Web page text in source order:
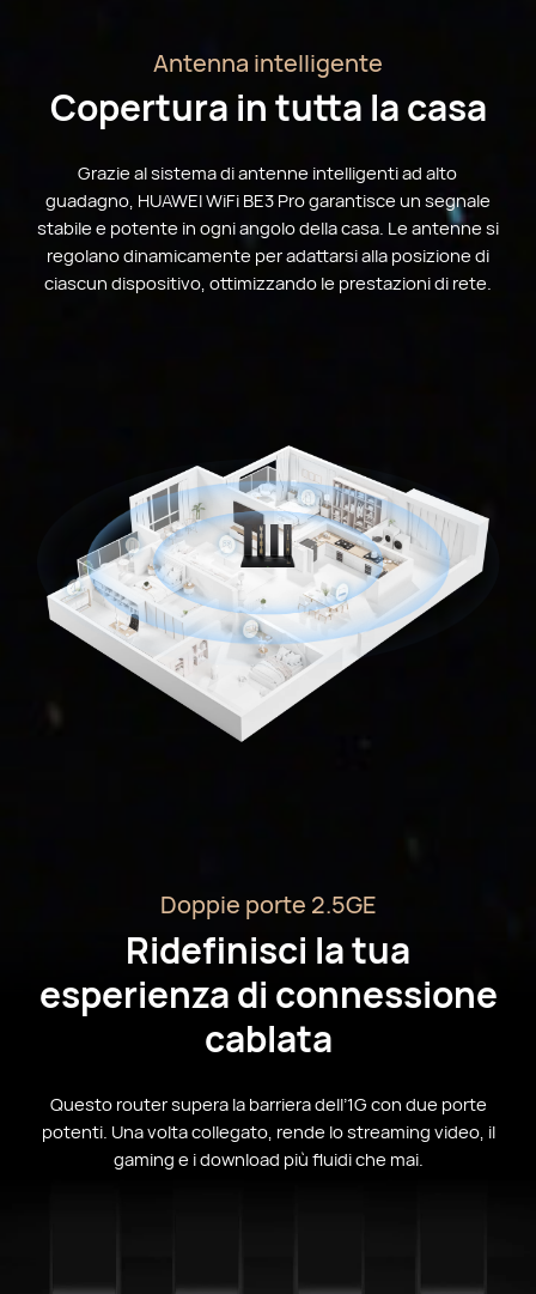
Antenna intelligente
Copertura in tutta la casa
Grazie al sistema di antenne intelligenti ad alto
guadagno, HUAWEI WiFi BE3 Pro garantisce un segnale
stabile e potente in ogni angolo della casa. Le antenne si
regolano dinamicamente per adattarsi alla posizione di
ciascun dispositivo, ottimizzando le prestazioni di rete.
Doppie porte 2.5GE
Ridefinisci la tua
esperienza di connessione
cablata
Questo router supera la barriera dell’1G con due porte
potenti. Una volta collegato, rende lo streaming video, il
gaming e i download più fluidi che mai.